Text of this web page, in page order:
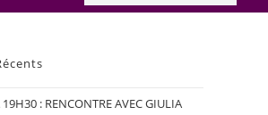
: RENCONTRE AVEC GIULIA